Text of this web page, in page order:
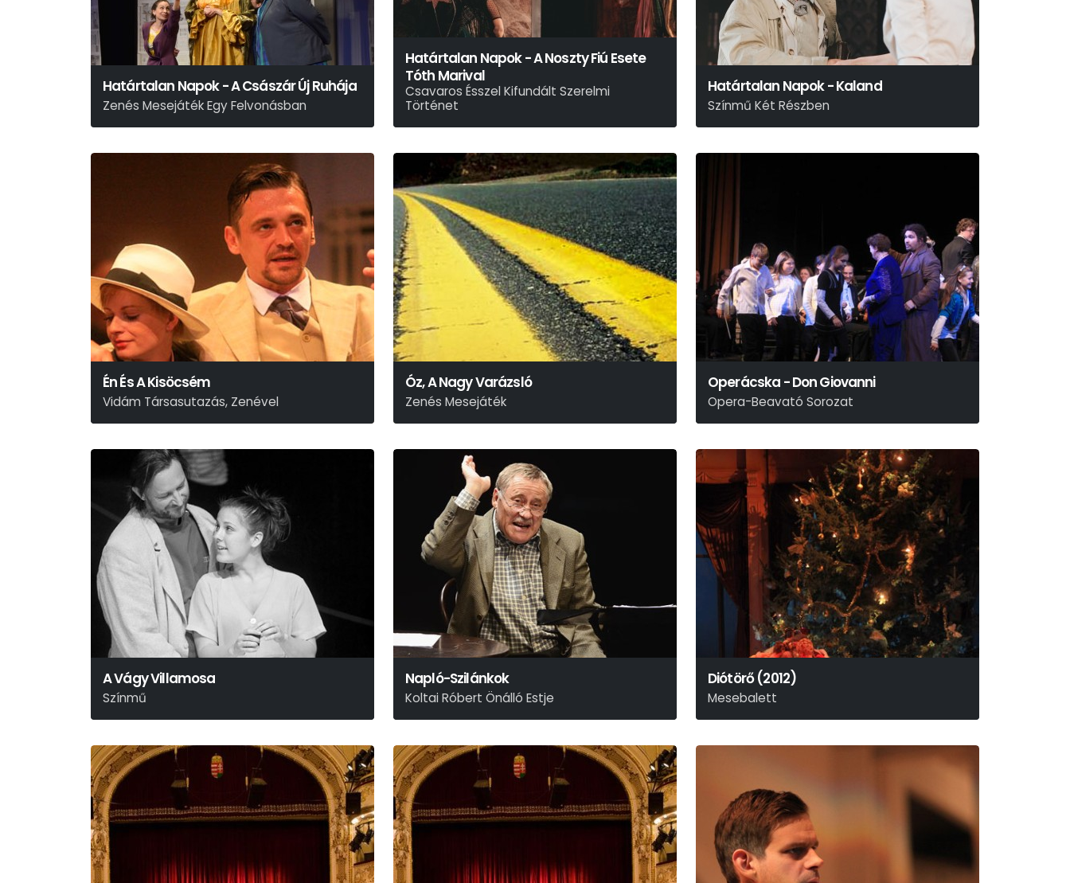
Határtalan Napok - A Császár Új Ruhája
Zenés Mesejáték Egy Felvonásban
Hans Christian Andersen
Határtalan Napok - A Noszty Fiú Esete
Tóth Marival
Csavaros Ésszel Kifundált Szerelmi
Történet
Mikszáth Kálmán - Gyarmati Kata
Határtalan Napok - Kaland
Színmű Két Részben
Márai Sándor
Én És A Kisöcsém
Vidám Társasutazás, Zenével
Eisemann – Szilágyi
Óz, A Nagy Varázsló
Zenés Mesejáték
L. Frank Baum
Operácska - Don Giovanni
Opera-Beavató Sorozat
W. A. Mozart
A Vágy Villamosa
Színmű
Tennessee Williams
Napló-Szilánkok
Koltai Róbert Önálló Estje
(Móricz 1924 - 1925)
Diótörő (2012)
Mesebalett
P. I. Csajkovszkij